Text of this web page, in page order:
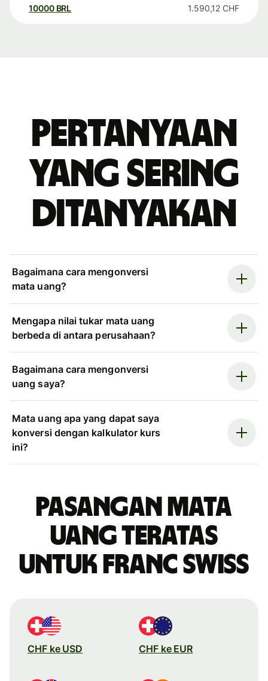
10000 BRL 1.590,12 CHF
Pertanyaan
yang sering
ditanyakan
Bagaimana cara mengonversi
mata uang?
Mengapa nilai tukar mata uang
berbeda di antara perusahaan?
Bagaimana cara mengonversi
uang saya?
Mata uang apa yang dapat saya
konversi dengan kalkulator kurs
ini?
Pasangan mata
uang teratas
untuk franc Swiss
CHF ke USD CHF ke EUR